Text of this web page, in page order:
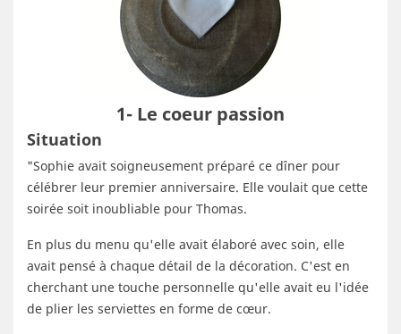
1- Le coeur passion
Situation
"Sophie avait soigneusement préparé ce dîner pour
célébrer leur premier anniversaire. Elle voulait que cette
soirée soit inoubliable pour Thomas.
En plus du menu qu'elle avait élaboré avec soin, elle
avait pensé à chaque détail de la décoration. C'est en
cherchant une touche personnelle qu'elle avait eu l'idée
de plier les serviettes en forme de cœur.